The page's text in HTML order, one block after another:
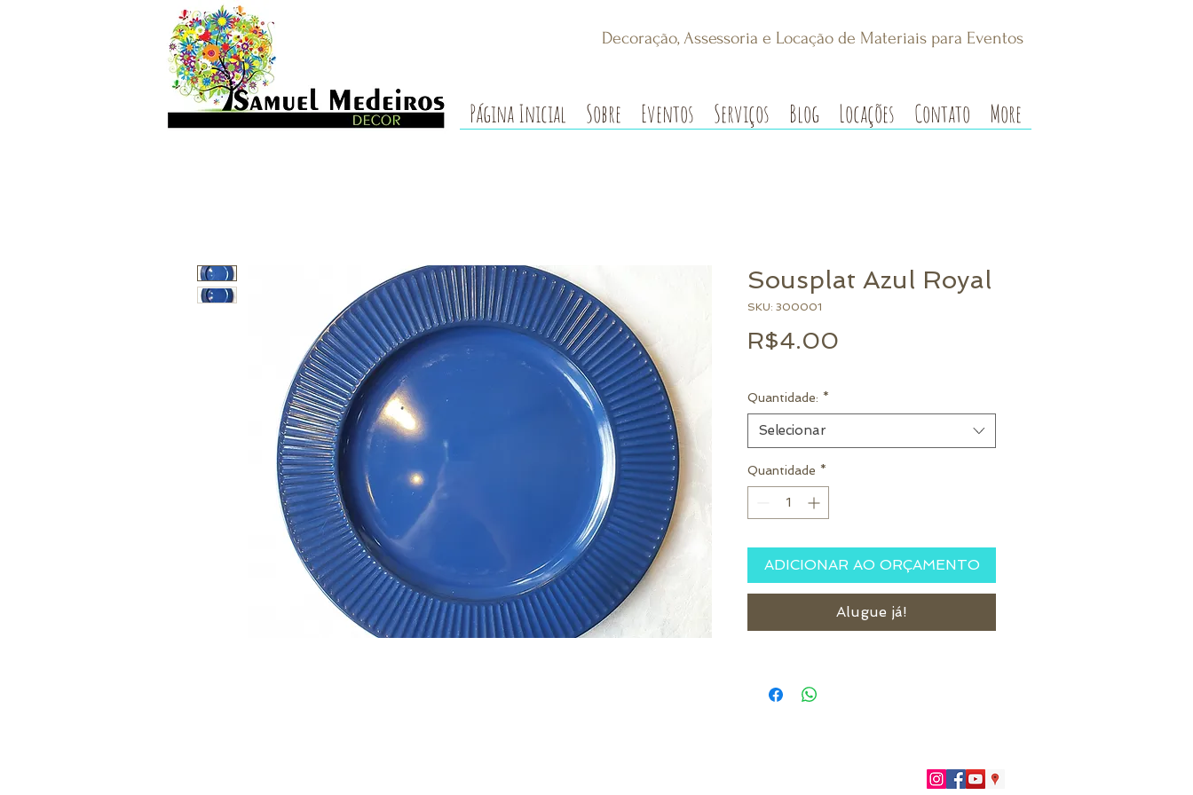
Decoração, Assessoria e Locação de Materiais para Eventos
Página Inicial Sobre Eventos Serviços Blog Locações Contato More
Sousplat Azul Royal
SKU: 300001
R$4.00
Quantidade: *
Selecionar
Quantidade *
ADICIONAR AO ORÇAMENTO
Alugue já!